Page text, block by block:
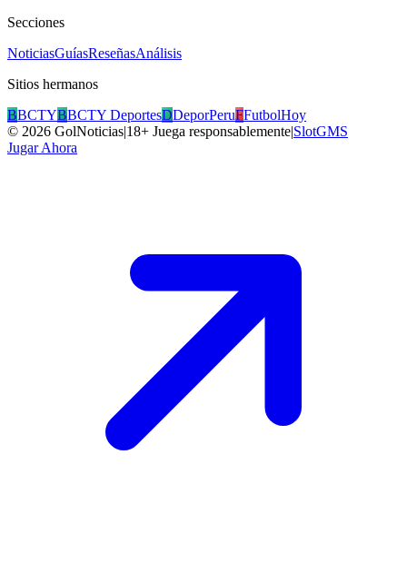
Secciones
NoticiasGuíasReseñasAnálisis
Sitios hermanos
BBCTYBBCTY DeportesDDeporPeruFFutbolHoy
© 2026 GolNoticias|18+ Juega responsablemente|SlotGMS
Jugar Ahora